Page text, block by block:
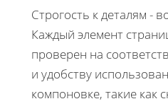
Строгость к деталям -
Каждый элемент
проверен на
и удобству
компоновке, такие как